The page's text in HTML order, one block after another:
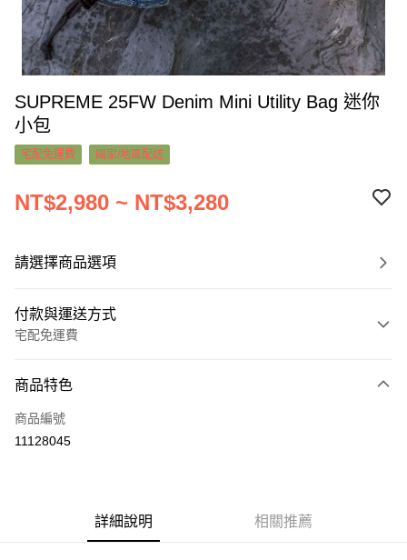
SUPREME 25FW Denim Mini Utility Bag 迷你
小包
宅配免運費 國家/地區配送
NT$2,980 ~ NT$3,280
請選擇商品選項
付款與運送方式
宅配免運費
信用卡一次付款
超商取貨付款
商品特色
商品編號
11128045
詳細說明 相關推薦